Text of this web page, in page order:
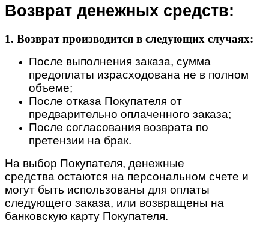
Возврат денежных средств:
1. Возврат производится в следующих случаях:
После выполнения заказа, сумма
предоплаты израсходована не в полном
объеме;
После отказа Покупателя от
предварительно оплаченного заказа;
После согласования возврата по
претензии на брак.
На выбор Покупателя, денежные
средства остаются на персональном счете и
могут быть использованы для оплаты
следующего заказа, или возвращены на
банковскую карту Покупателя.